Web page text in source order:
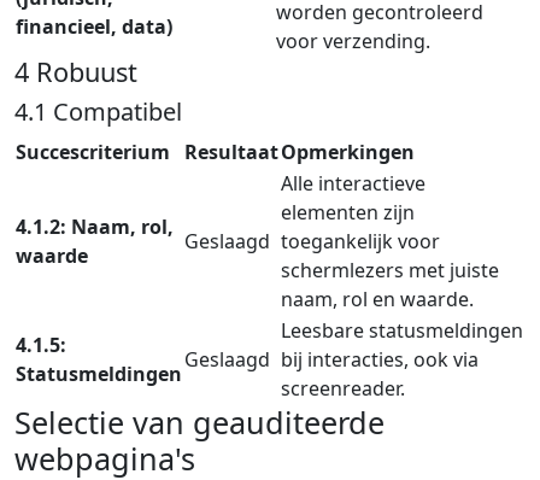
financieel, data)
worden gecontroleerd
voor verzending.
4 Robuust
4.1 Compatibel
Succescriterium ResultaatOpmerkingen
4.1.2: Naam, rol,
waarde
Geslaagd
Alle interactieve
elementen zijn
toegankelijk voor
schermlezers met juiste
naam, rol en waarde.
4.1.5:
Statusmeldingen
Geslaagd
Leesbare statusmeldingen
bij interacties, ook via
screenreader.
Selectie van geauditeerde
webpagina's